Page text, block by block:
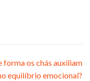
forma os chás auxiliam
equilíbrio emocional?